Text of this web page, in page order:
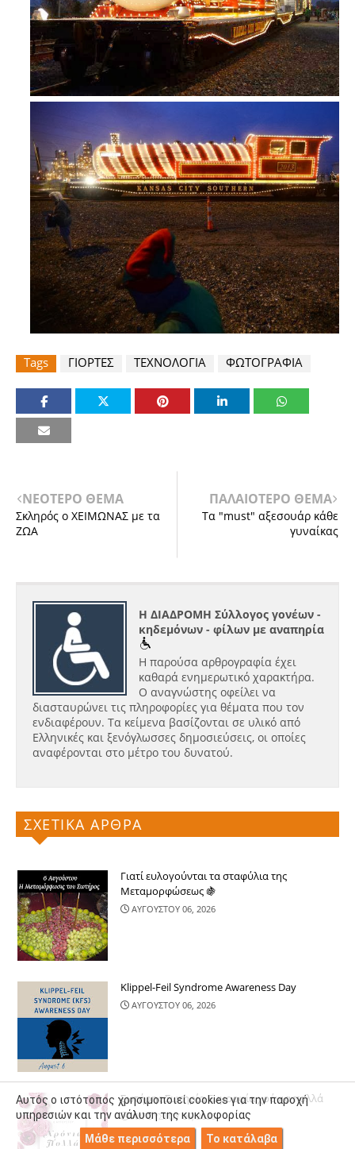
Tags ΓΙΟΡΤΕΣ ΤΕΧΝΟΛΟΓΙΑ ΦΩΤΟΓΡΑΦΙΑ
ΝΕΟΤΕΡΟ ΘΕΜΑ
Σκληρός ο ΧΕΙΜΩΝΑΣ με τα
ΖΩΑ
ΠΑΛΑΙΟΤΕΡΟ ΘΕΜΑ
Τα "must" αξεσουάρ κάθε
γυναίκας
Η ΔΙΑΔΡΟΜΗ Σύλλογος γονέων -
κηδεμόνων - φίλων με αναπηρία
Η παρούσα αρθρογραφία έχει
καθαρά ενημερωτικό χαρακτήρα.
Ο αναγνώστης οφείλει να
διασταυρώνει τις πληροφορίες για θέματα που τον
ενδιαφέρουν. Τα κείμενα βασίζονται σε υλικό από
Ελληνικές και ξενόγλωσσες δημοσιεύσεις, οι οποίες
αναφέρονται στο μέτρο του δυνατού.
ΣΧΕΤΙΚΑ ΑΡΘΡΑ
Γιατί ευλογούνται τα σταφύλια της
Μεταμορφώσεως 🍇
ΑΥΓΟΥΣΤΟΥ 06, 2026
Klippel-Feil Syndrome Awareness Day
ΑΥΓΟΥΣΤΟΥ 06, 2026
Σωτήρης Σωτηρία Ευμορφία χρόνια πολλά
ΑΥΓΟΥΣΤΟΥ 06, 2026
Αυτός ο ιστότοπος χρησιμοποιεί cookies για την παροχή
υπηρεσιών και την ανάλυση της κυκλοφορίας
Μάθε περισσότερα
Το κατάλαβα